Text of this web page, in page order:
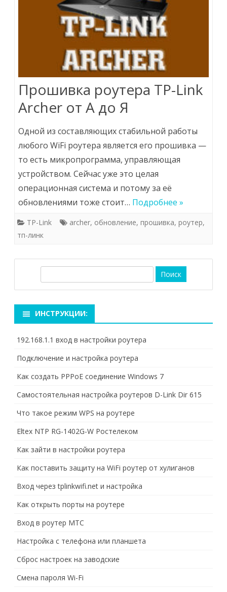
Прошивка роутера TP-Link
Archer от А до Я
Одной из составляющих стабильной работы
любого WiFi роутера является его прошивка —
то есть микропрограмма, управляющая
устройством. Сейчас уже это целая
операционная система и потому за её
обновлениями тоже стоит… Подробнее »
TP-Link archer, обновление, прошивка, роутер,
тп-линк
ИНСТРУКЦИИ:
192.168.1.1 вход в настройки роутера
Подключение и настройка роутера
Как создать PPPoE соединение Windows 7
Самостоятельная настройка роутеров D-Link Dir 615
Что такое режим WPS на роутере
Eltex NTP RG-1402G-W Ростелеком
Как зайти в настройки роутера
Как поставить защиту на WiFi роутер от хулиганов
Вход через tplinkwifi.net и настройка
Как открыть порты на роутере
Вход в роутер МТС
Настройка с телефона или планшета
Сброс настроек на заводские
Смена пароля Wi-Fi